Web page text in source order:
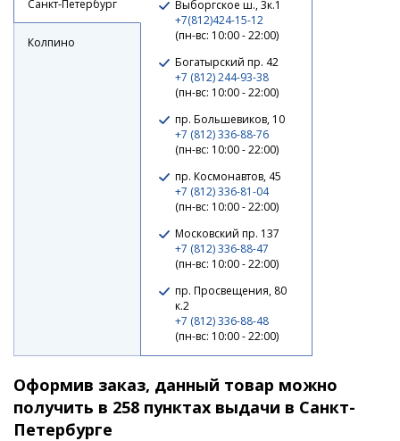
Поролоновая рыбка APS JIG-HEAD 175mm #214 UV
(3шт/упак)
210 ₽
Санкт-Петербург
Колпино
Выборгское ш., 3к.1
+7(812)424-15-12
(пн-вс: 10:00 - 22:00)
Богатырский пр. 42
+7 (812) 244-93-38
(пн-вс: 10:00 - 22:00)
пр. Большевиков, 10
+7 (812) 336-88-76
(пн-вс: 10:00 - 22:00)
пр. Космонавтов, 45
+7 (812) 336-81-04
(пн-вс: 10:00 - 22:00)
Московский пр. 137
+7 (812) 336-88-47
(пн-вс: 10:00 - 22:00)
пр. Просвещения, 80
к.2
+7 (812) 336-88-48
(пн-вс: 10:00 - 22:00)
Оформив заказ, данный товар можно
получить в 258 пунктах выдачи в Санкт-
Петербурге